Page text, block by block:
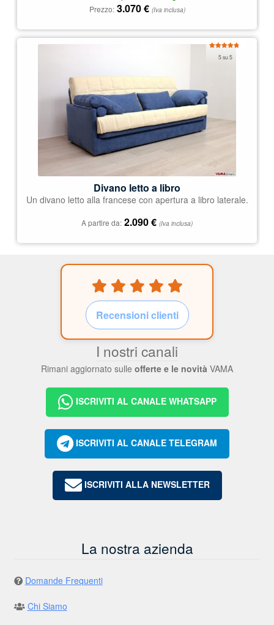
Prezzo: 3.070€ (Iva inclusa)
5 su 5
Divano letto a libro
Un divano letto alla francese con apertura a libro laterale.
A partire da: 2.090€ (Iva inclusa)
Recensioni clienti
I nostri canali
Rimani aggiornato sulle offerte e le novità VAMA
ISCRIVITI AL CANALE WHATSAPP
ISCRIVITI AL CANALE TELEGRAM
ISCRIVITI ALLA NEWSLETTER
La nostra azienda
Domande Frequenti
Chi Siamo